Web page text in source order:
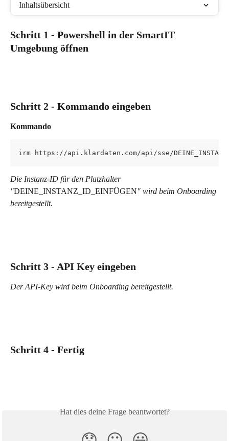
Inhaltsübersicht
Schritt 1 - Powershell in der SmartIT
Umgebung öffnen
Schritt 2 - Kommando eingeben
Kommando
irm https://api.klardaten.com/api/sse/
Die Instanz-ID für den Platzhalter
"DEINE_INSTANZ_ID_EINFÜGEN" wird beim Onboarding
bereitgestellt.
Schritt 3 - API Key eingeben
Der API-Key wird beim Onboarding bereitgestellt.
Schritt 4 - Fertig
Hat dies deine Frage beantwortet?